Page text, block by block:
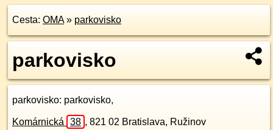
Cesta: OMA» parkovisko
parkovisko
parkovisko: parkovisko,
Komárnická 38 , 821 02 Bratislava, Ružinov